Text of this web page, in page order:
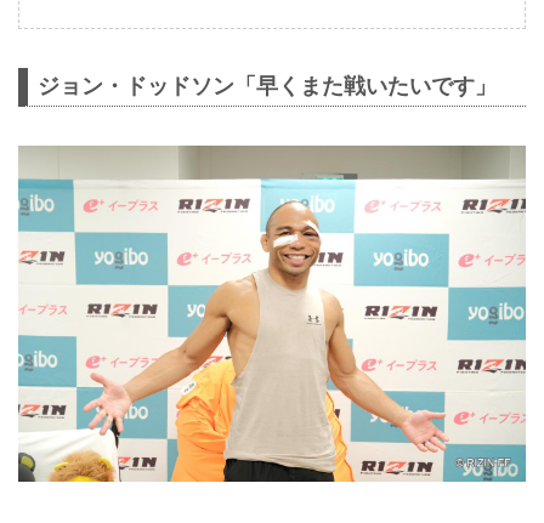
ジョン・ドッドソン「早くまた戦いたいです」